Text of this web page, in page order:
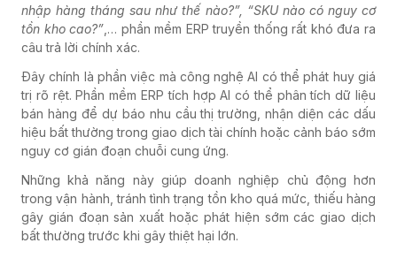
nhập hàng tháng sau như thế nào?”, “SKU nào có nguy cơ
tồn kho cao?” ,… phần mềm ERP truyền thống rất khó đưa ra
câu trả lời chính xác.
Đây chính là phần việc mà công nghệ AI có thể phát huy giá
trị rõ rệt. Phần mềm ERP tích hợp AI có thể phân tích dữ liệu
bán hàng để dự báo nhu cầu thị trường, nhận diện các dấu
hiệu bất thường trong giao dịch tài chính hoặc cảnh báo sớm
nguy cơ gián đoạn chuỗi cung ứng.
Những khả năng này giúp doanh nghiệp chủ động hơn
trong vận hành, tránh tình trạng tồn kho quá mức, thiếu hàng
gây gián đoạn sản xuất hoặc phát hiện sớm các giao dịch
bất thường trước khi gây thiệt hại lớn.